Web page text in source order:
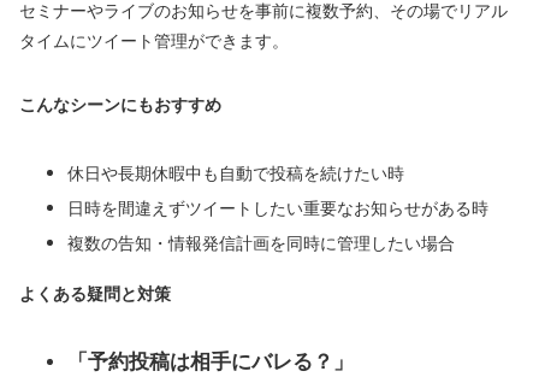
セミナーやライブのお知らせを事前に複数予約、その場でリアル
タイムにツイート管理ができます。
こんなシーンにもおすすめ
休日や長期休暇中も自動で投稿を続けたい時
日時を間違えずツイートしたい重要なお知らせがある時
複数の告知・情報発信計画を同時に管理したい場合
よくある疑問と対策
「予約投稿は相手にバレる？」